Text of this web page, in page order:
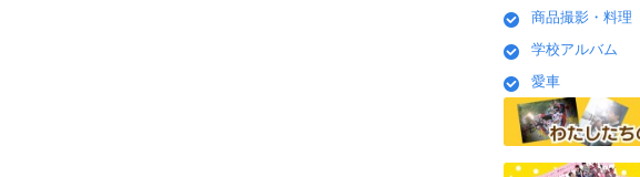
商品撮影・料理
学校アルバム
愛車